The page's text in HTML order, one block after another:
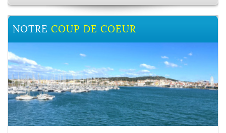
NOTRE COUP DE COEUR
NOTRE COUP DE COEUR